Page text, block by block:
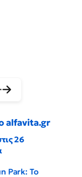
alfavita.gr
26
Park: Το